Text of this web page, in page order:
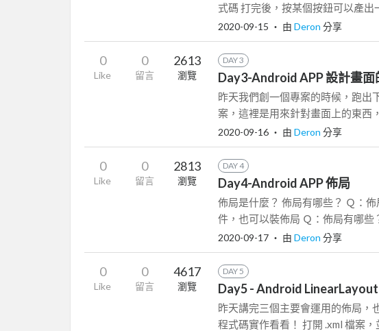
式碼 打完後，按某個按鈕可以產出
2020-09-15 ‧ 由 Deron 分享
0
Like
0
留言
2613
瀏覽
DAY 3
Day3-Android APP 設計畫面
昨天我們創一個專案的時候，跑出
案，這裡是用來針對畫面上的東西
2020-09-16 ‧ 由 Deron 分享
0
Like
0
留言
2813
瀏覽
DAY 4
Day4-Android APP 佈局
佈局是什麼？ 佈局有哪些？ Ｑ：
件，也可以裝佈局 Ｑ：佈局有哪些
2020-09-17 ‧ 由 Deron 分享
0
Like
0
留言
4617
瀏覽
DAY 5
Day5 - Android
昨天講完三個主要會運用的佈局，
程式碼實作看看！ 打開 .xml 檔案，